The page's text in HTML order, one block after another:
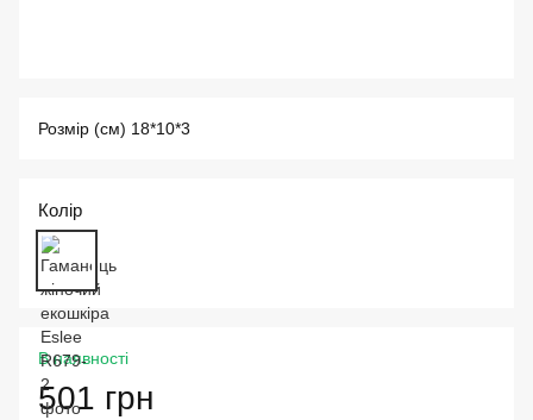
Розмір (см) 18*10*3
Колір
В наявності
501 грн